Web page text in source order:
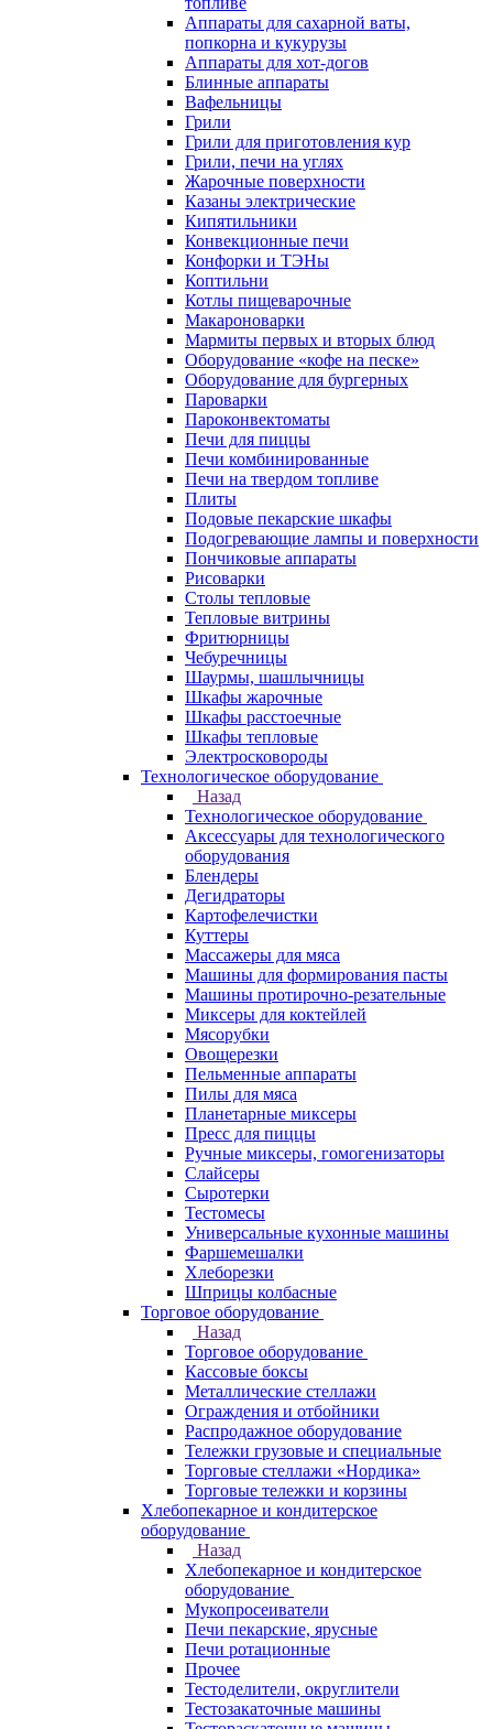
Аппараты для сахарной ваты,
попкорна и кукурузы
Аппараты для хот-догов
Блинные аппараты
Вафельницы
Грили
Грили для приготовления кур
Грили, печи на углях
Жарочные поверхности
Казаны электрические
Кипятильники
Конвекционные печи
Конфорки и ТЭНы
Коптильни
Котлы пищеварочные
Макароноварки
Мармиты первых и вторых блюд
Оборудование «кофе на песке»
Оборудование для бургерных
Пароварки
Пароконвектоматы
Печи для пиццы
Печи комбинированные
Печи на твердом топливе
Плиты
Подовые пекарские шкафы
Подогревающие лампы и поверхности
Пончиковые аппараты
Рисоварки
Столы тепловые
Тепловые витрины
Фритюрницы
Чебуречницы
Шаурмы, шашлычницы
Шкафы жарочные
Шкафы расстоечные
Шкафы тепловые
Электросковороды
Технологическое оборудование
Назад
Технологическое оборудование
Аксессуары для технологического
оборудования
Блендеры
Дегидраторы
Картофелечистки
Куттеры
Массажеры для мяса
Машины для формирования пасты
Машины протирочно-резательные
Миксеры для коктейлей
Мясорубки
Овощерезки
Пельменные аппараты
Пилы для мяса
Планетарные миксеры
Пресс для пиццы
Ручные миксеры, гомогенизаторы
Слайсеры
Сыротерки
Тестомесы
Универсальные кухонные машины
Фаршемешалки
Хлеборезки
Шприцы колбасные
Торговое оборудование
Назад
Торговое оборудование
Кассовые боксы
Металлические стеллажи
Ограждения и отбойники
Распродажное оборудование
Тележки грузовые и специальные
Торговые стеллажи «Нордика»
Торговые тележки и корзины
Хлебопекарное и кондитерское
оборудование
Назад
Хлебопекарное и кондитерское
оборудование
Мукопросеиватели
Печи пекарские, ярусные
Печи ротационные
Прочее
Тестоделители, округлители
Тестозакаточные машины